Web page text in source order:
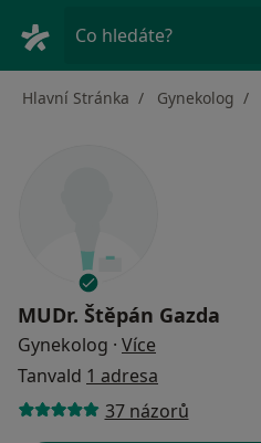
Co hledáte?
Hlavní Stránka Gynekolog
MUDr. Štěpán Gazda
Gynekolog · Více
Tanvald 1 adresa
37 názorů